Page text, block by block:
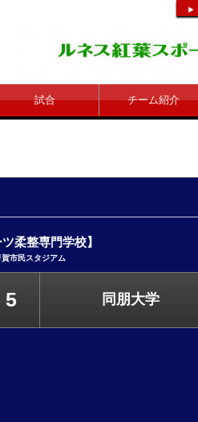
試合 チーム紹介
柔整専門学校】
賀市民スタジアム
5 同朋大学